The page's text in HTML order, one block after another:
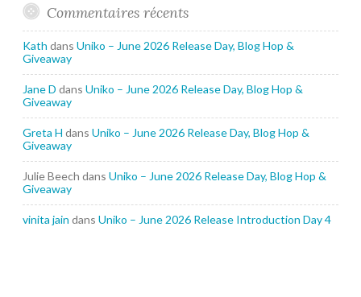
Commentaires récents
Kath dans Uniko – June 2026 Release Day, Blog Hop &
Giveaway
Jane D dans Uniko – June 2026 Release Day, Blog Hop &
Giveaway
Greta H dans Uniko – June 2026 Release Day, Blog Hop &
Giveaway
Julie Beech dans Uniko – June 2026 Release Day, Blog Hop &
Giveaway
vinita jain dans Uniko – June 2026 Release Introduction Day 4